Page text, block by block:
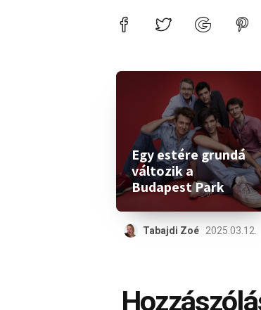
Egy estére grundá
változik a
Budapest Park
Tabajdi Zoé 2025.03.12.